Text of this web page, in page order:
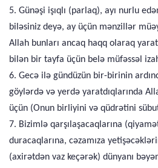
5. Günəşi işıqlı (parlaq), ayı nurlu
biləsiniz deyə, ay üçün mənzillər
Allah bunları ancaq haqq olaraq
bilən bir tayfa üçün belə müfəssəl
6. Gecə ilə gündüzün bir-birinin
göylərdə və yerdə yaratdıqlarında
üçün (Onun birliyini və qüdrətini
7. Bizimlə qarşılaşacaqlarına
duracaqlarına, cəzamıza
(axirətdən vaz keçərək) dünyanı